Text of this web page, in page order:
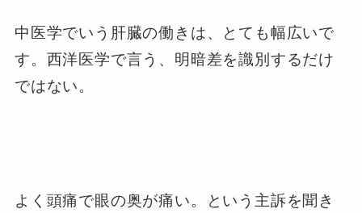
中医学でいう肝臓の働きは、とても幅広いで
す。西洋医学で言う、明暗差を識別するだけ
ではない。
よく頭痛で眼の奥が痛い。という主訴を聞き